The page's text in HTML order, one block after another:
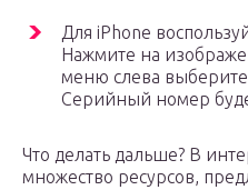
Для iPhone
Нажмите на
меню слева
Серийный номер
Что делать дальше? В
множество ресурсов,